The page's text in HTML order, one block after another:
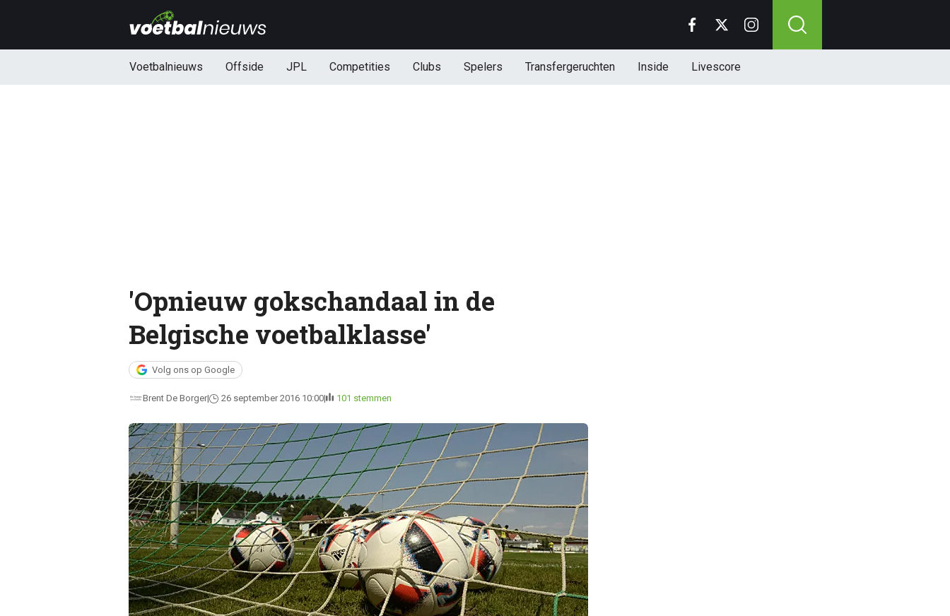
Voetbalnieuws Offside JPL Competities Clubs Spelers Transfergeruchten Inside Livescore
'Opnieuw gokschandaal in de
Belgische voetbalklasse'
Volg ons op Google
Brent De Borger 26 september 2016 10:00 101 stemmen